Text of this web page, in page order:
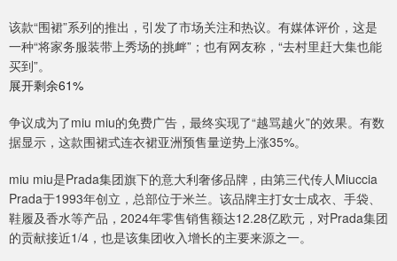
该款“围裙”系列的推出，引发了市场关注和热议。有媒体评价，这是
一种“将家务服装带上秀场的挑衅”；也有网友称，“去村里赶大集也能
买到”。
展开剩余61%
争议成为了miu miu的免费广告，最终实现了“越骂越火”的效果。有数
据显示，这款围裙式连衣裙亚洲预售量逆势上涨35%。
miu miu是Prada集团旗下的意大利奢侈品牌，由第三代传人Miuccia
Prada于1993年创立，总部位于米兰。该品牌主打女士成衣、手袋、
鞋履及香水等产品，2024年零售销售额达12.28亿欧元，对Prada集团
的贡献接近1/4，也是该集团收入增长的主要来源之一。